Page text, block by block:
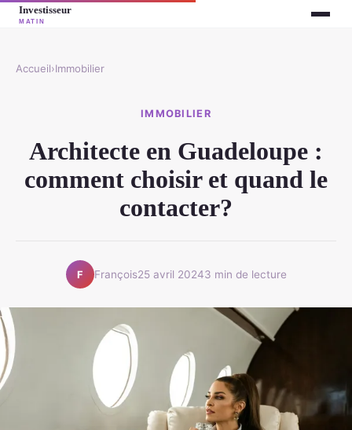
Accueil›Immobilier
IMMOBILIER
Architecte en Guadeloupe :
comment choisir et quand le
contacter?
F François25 avril 20243 min de lecture